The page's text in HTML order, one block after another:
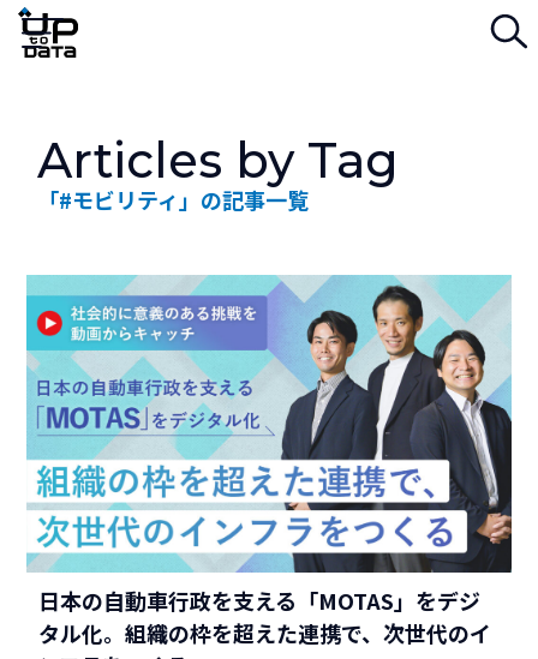
Menu
Articles by Tag
「#モビリティ」の記事一覧
日本の自動車行政を支える「MOTAS」をデジ
タル化。組織の枠を超えた連携で、次世代のイ